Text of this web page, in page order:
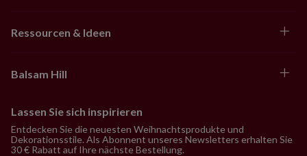
Ressourcen & Ideen
Balsam Hill
Lassen Sie sich inspirieren
Entdecken Sie die neuesten Weihnachtsprodukte und
Dekorationsstile. Als Abonnent unseres Newsletters erhalten Sie
30 € Rabatt auf Ihre nächste Bestellung.